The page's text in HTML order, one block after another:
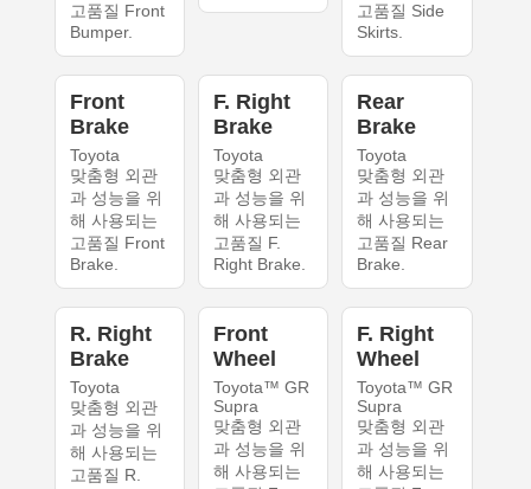
고품질 Front
Bumper.
고품질 Side
Skirts.
Front
Brake
Toyota
맞춤형 외관
과 성능을 위
해 사용되는
고품질 Front
Brake.
F. Right
Brake
Toyota
맞춤형 외관
과 성능을 위
해 사용되는
고품질 F.
Right Brake.
Rear
Brake
Toyota
맞춤형 외관
과 성능을 위
해 사용되는
고품질 Rear
Brake.
R. Right
Brake
Toyota
맞춤형 외관
과 성능을 위
해 사용되는
고품질 R.
Front
Wheel
Toyota™ GR
Supra
맞춤형 외관
과 성능을 위
해 사용되는
F. Right
Wheel
Toyota™ GR
Supra
맞춤형 외관
과 성능을 위
해 사용되는